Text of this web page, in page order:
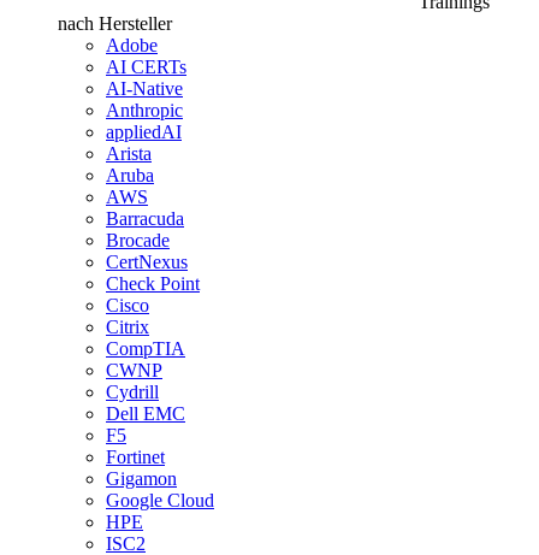
nach Hersteller
Adobe
AI CERTs
AI-Native
Anthropic
appliedAI
Arista
Aruba
AWS
Barracuda
Brocade
CertNexus
Check Point
Cisco
Citrix
CompTIA
CWNP
Cydrill
Dell EMC
F5
Fortinet
Gigamon
Google Cloud
HPE
ISC2